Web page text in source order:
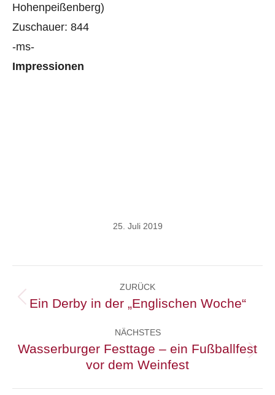
Hohenpeißenberg)
Zuschauer: 844
-ms-
Impressionen
25. Juli 2019
ZURÜCK
Vorheriger
Ein Derby in der „Englischen Woche“
NÄCHSTES
Nächster
Beitrag:
Wasserburger Festtage – ein Fußballfest
vor dem Weinfest